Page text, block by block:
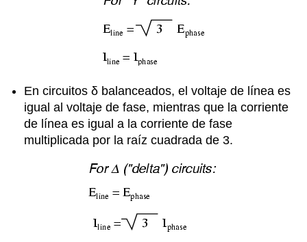
En circuitos δ balanceados, el voltaje de línea es
igual al voltaje de fase, mientras que la corriente
de línea es igual a la corriente de fase
multiplicada por la raíz cuadrada de 3.